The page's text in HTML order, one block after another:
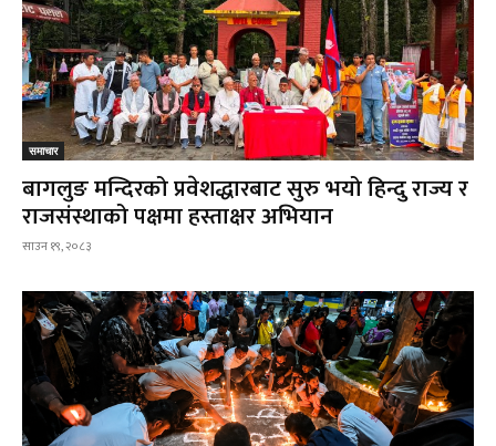
समाचार
बागलुङ मन्दिरको प्रवेशद्धारबाट सुरु भयो हिन्दु राज्य र
राजसंस्थाको पक्षमा हस्ताक्षर अभियान
साउन १९, २०८३